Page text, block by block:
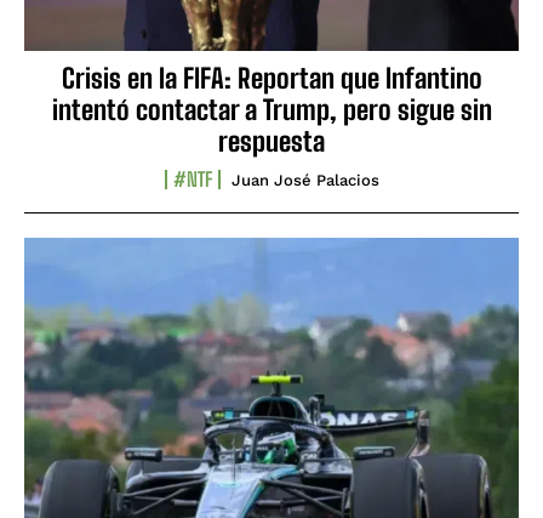
Crisis en la FIFA: Reportan que Infantino
intentó contactar a Trump, pero sigue sin
respuesta
#NTF Juan José Palacios